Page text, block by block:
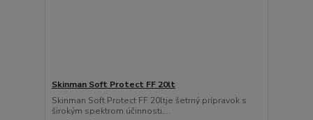
Skinman Soft Protect FF 20lt
Skinman Soft Protect FF 20ltje šetrný prípravok s
širokým spektrom účinnosti,...